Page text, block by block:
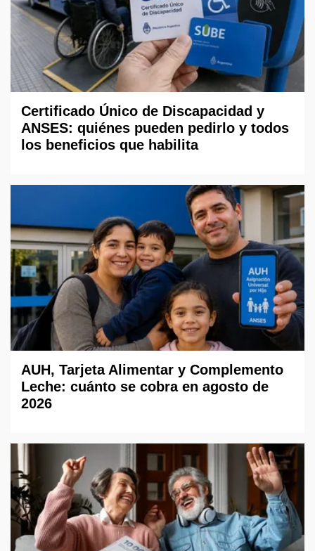
Certificado Único de Discapacidad y
ANSES: quiénes pueden pedirlo y todos
los beneficios que habilita
AUH, Tarjeta Alimentar y Complemento
Leche: cuánto se cobra en agosto de
2026